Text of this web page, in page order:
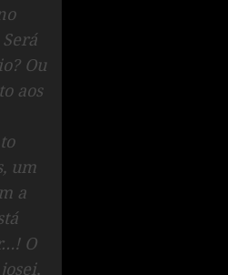
Ou
aos
um
a
O